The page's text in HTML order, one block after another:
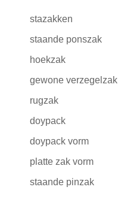
stazakken
staande ponszak
hoekzak
gewone verzegelzak
rugzak
doypack
doypack vorm
platte zak vorm
staande pinzak